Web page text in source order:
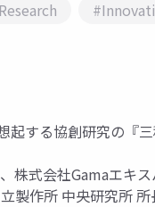
する協創研究の『三
株式会社Gamaエキ
製作所 中央研究所 所